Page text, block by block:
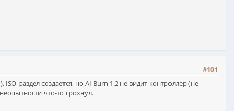
#101
раздел создается, но AI-Burn 1.2 не видит контроллер (не
что-то грохнул.